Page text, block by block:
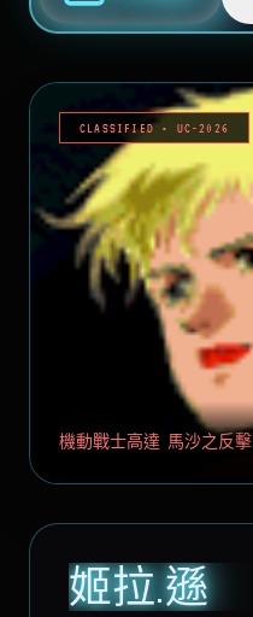
CLASSIFIED • UC-2026
機動戰士高達 馬沙之反擊
姬拉.遜